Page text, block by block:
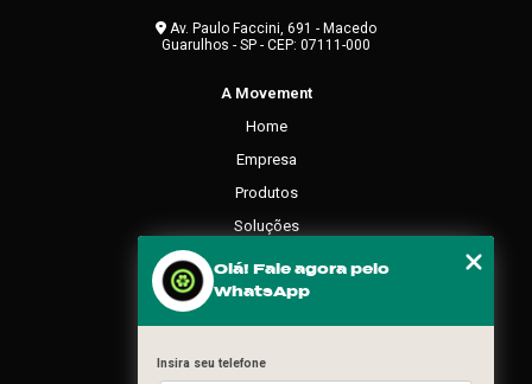
Av. Paulo Faccini, 691 - Macedo
Guarulhos - SP - CEP: 07111-000
A Movement
Home
Empresa
Produtos
Soluções
Contato
Categorias
Mapa do site
REDES SOCIAIS
Olá! Fale agora pelo
WhatsApp
Insira seu telefone